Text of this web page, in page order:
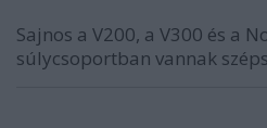
Sajnos a V200, a V300 és a
súlycsoportban vannak